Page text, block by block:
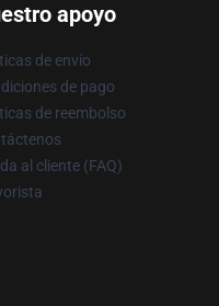
apoyo
de envío
de pago
de reembolso
al cliente (FAQ)